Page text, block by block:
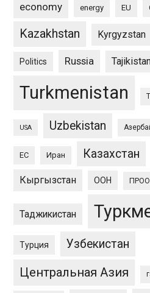
economy energy EU
Kazakhstan Kyrgyzstan
Politics Russia
Turkmenistan
USA Uzbekistan
ЕС Иран Казахстан
Кыргызстан ООН
Таджикистан
Турция Узбекистан
Центральная Азия